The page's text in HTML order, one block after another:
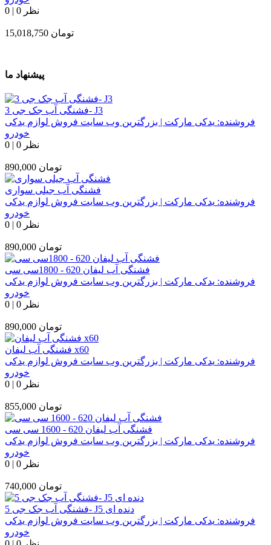
0 | 0 نظر
15,018,750 تومان
پیشنهاد ما
فشنگی آب جک جی 3- J3
فروشنده: یدکی مارکت | بزرگترین وب سایت فروش لوازم یدکی
خودرو
0 | 0 نظر
890,000 تومان
فشنگی آب جیلی سواری
فروشنده: یدکی مارکت | بزرگترین وب سایت فروش لوازم یدکی
خودرو
0 | 0 نظر
890,000 تومان
فشنگی آب لیفان 620 - 1800سی سی
فروشنده: یدکی مارکت | بزرگترین وب سایت فروش لوازم یدکی
خودرو
0 | 0 نظر
890,000 تومان
فشنگی آب لیفان x60
فروشنده: یدکی مارکت | بزرگترین وب سایت فروش لوازم یدکی
خودرو
0 | 0 نظر
855,000 تومان
فشنگی آب لیفان 620 - 1600 سی سی
فروشنده: یدکی مارکت | بزرگترین وب سایت فروش لوازم یدکی
خودرو
0 | 0 نظر
740,000 تومان
فشنگی آب جک جی 5- J5 دنده ای
فروشنده: یدکی مارکت | بزرگترین وب سایت فروش لوازم یدکی
خودرو